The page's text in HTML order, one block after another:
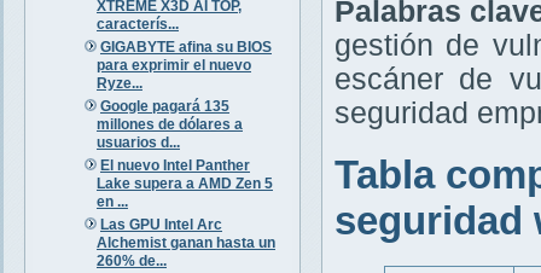
XTREME X3D AI TOP,
caracterís...
GIGABYTE afina su BIOS
para exprimir el nuevo
Ryze...
Google pagará 135
millones de dólares a
usuarios d...
El nuevo Intel Panther
Lake supera a AMD Zen 5
en ...
Las GPU Intel Arc
Alchemist ganan hasta un
260% de...
Palabras
gestión de
escáner de
seguridad
Tabla
seguridad